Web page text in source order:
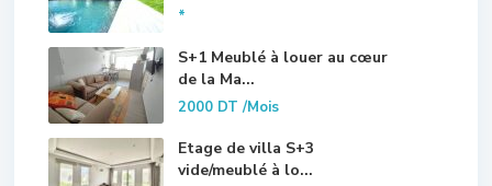
*
S+1 Meublé à louer au cœur
de la Ma...
2000 DT/Mois
Etage de villa S+3
vide/meublé à lo...